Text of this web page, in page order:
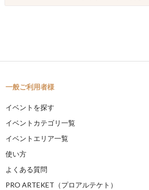
一般ご利用者様
イベントを探す
イベントカテゴリ一覧
イベントエリア一覧
使い方
よくある質問
PRO ARTEKET（プロアルテケト）